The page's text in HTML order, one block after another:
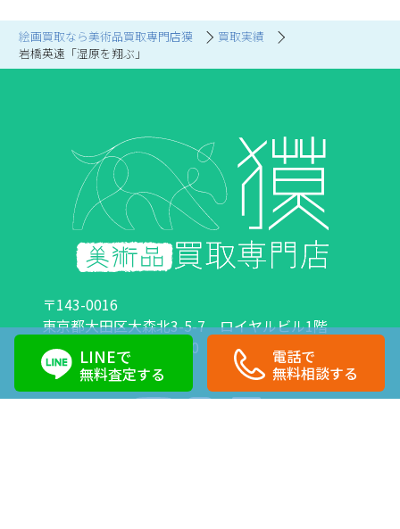
LINEで
無料査定する
電話で
無料相談する
絵画買取なら美術品買取専門店獏
買取実績
岩橋英遠「湿原を翔ぶ」
〒143-0016
東京都大田区大森北3-5-7 ロイヤルビル1階
営業時間：10:00～18:00 定休日：日曜日・祝日
0120-89-0007 03-6423-1033